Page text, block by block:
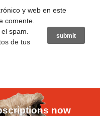
y web en este
comente.
spam.
de tus
now